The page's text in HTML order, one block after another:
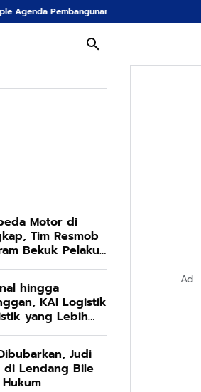
Pemprov NTB Mantapkan Manajemen
Motor di
Tim Resmob
Bekuk Pelaku
hingga
KAI Logistik
yang Lebih
Judi
di Lendang Bile
Ad